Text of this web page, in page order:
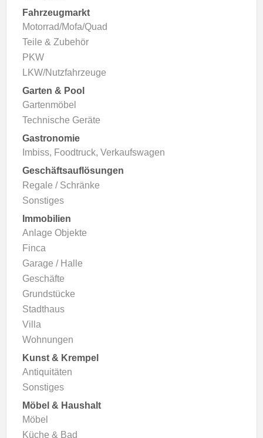
Fahrzeugmarkt
Motorrad/Mofa/Quad
Teile & Zubehör
PKW
LKW/Nutzfahrzeuge
Garten & Pool
Gartenmöbel
Technische Geräte
Gastronomie
Imbiss, Foodtruck, Verkaufswagen
Geschäftsauflösungen
Regale / Schränke
Sonstiges
Immobilien
Anlage Objekte
Finca
Garage / Halle
Geschäfte
Grundstücke
Stadthaus
Villa
Wohnungen
Kunst & Krempel
Antiquitäten
Sonstiges
Möbel & Haushalt
Möbel
Küche & Bad